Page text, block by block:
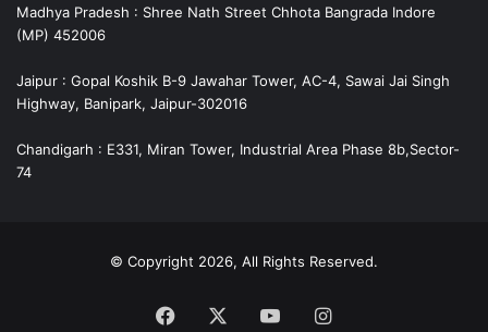
Madhya Pradesh : Shree Nath Street Chhota Bangrada Indore
(MP) 452006
Jaipur : Gopal Koshik B-9 Jawahar Tower, AC-4, Sawai Jai Singh
Highway, Banipark, Jaipur-302016
Chandigarh : E331, Miran Tower, Industrial Area Phase 8b,Sector-
74
© Copyright 2026, All Rights Reserved.
Facebook YouTubeInstagram